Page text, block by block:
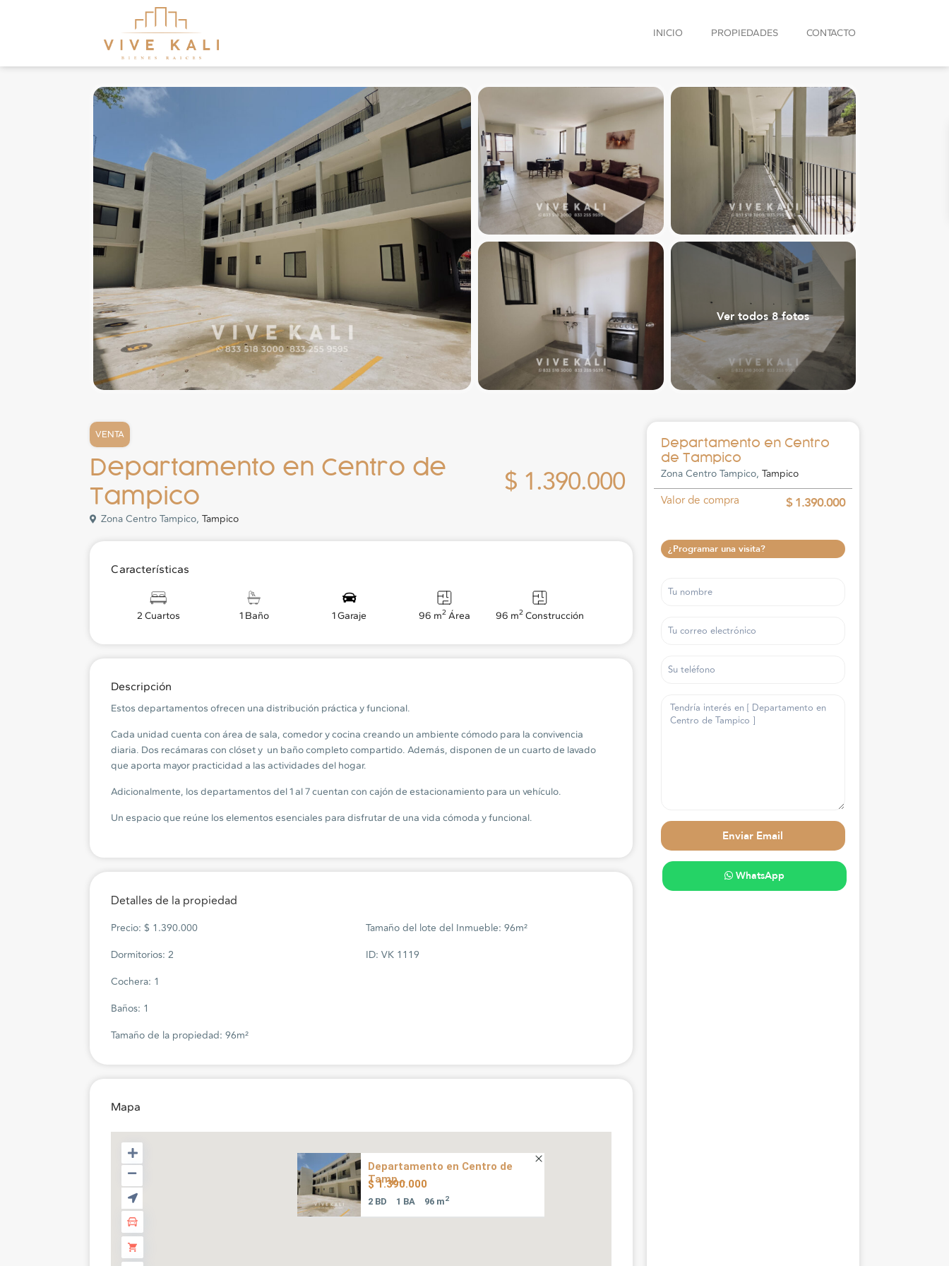
INICIO PROPIEDADES CONTACTO
Ver todos 8 fotos
VENTA
Departamento en Centro de
Tampico
$ 1.390.000
Zona Centro Tampico, Tampico
Características
2 Cuartos 1 Baño 1 Garaje 96 m2 Área 96 m2 Construcción
Descripción
Estos departamentos ofrecen una distribución práctica y funcional.
Cada unidad cuenta con área de sala, comedor y cocina creando un ambiente cómodo para la convivencia
diaria. Dos recámaras con clóset y un baño completo compartido. Además, disponen de un cuarto de lavado
que aporta mayor practicidad a las actividades del hogar.
Adicionalmente, los departamentos del 1 al 7 cuentan con cajón de estacionamiento para un vehículo.
Un espacio que reúne los elementos esenciales para disfrutar de una vida cómoda y funcional.
Detalles de la propiedad
Precio: $ 1.390.000
Dormitorios: 2
Cochera: 1
Baños: 1
Tamaño de la propiedad: 96m²
Tamaño del lote del Inmueble: 96m²
ID: VK 1119
Mapa
Departamento en Centro de
Tamp...
$ 1.390.000
2 BD 1 BA 96 m2
Departamento en Centro
de Tampico
Zona Centro Tampico, Tampico
Valor de compra $ 1.390.000
¿Programar una visita?
WhatsApp